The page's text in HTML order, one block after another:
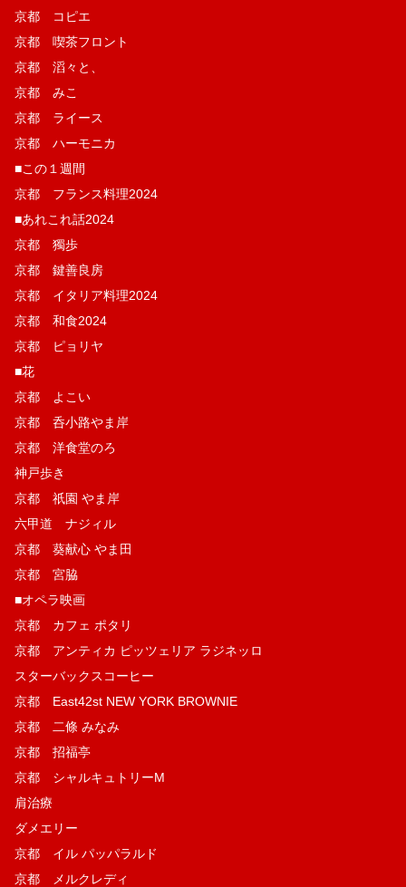
京都 コピエ
京都 喫茶フロント
京都 滔々と、
京都 みこ
京都 ライース
京都 ハーモニカ
■この１週間
京都 フランス料理2024
■あれこれ話2024
京都 獨歩
京都 鍵善良房
京都 イタリア料理2024
京都 和食2024
京都 ピョリヤ
■花
京都 よこい
京都 呑小路やま岸
京都 洋食堂のろ
神戸歩き
京都 祇園 やま岸
六甲道 ナジィル
京都 葵献心 やま田
京都 宮脇
■オペラ映画
京都 カフェ ポタリ
京都 アンティカ ピッツェリア ラジネッロ
スターバックスコーヒー
京都 East42st NEW YORK BROWNIE
京都 二條 みなみ
京都 招福亭
京都 シャルキュトリーM
肩治療
ダメエリー
京都 イル パッパラルド
京都 メルクレディ